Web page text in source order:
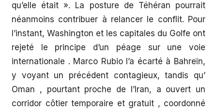
qu’elle était ». La posture de Téhéran pourrait
néanmoins contribuer à relancer le conflit. Pour
l’instant, Washington et les capitales du Golfe ont
rejeté le principe d’un péage sur une voie
internationale . Marco Rubio l’a écarté à Bahreïn,
y voyant un précédent contagieux, tandis qu’
Oman , pourtant proche de l’Iran, a ouvert un
corridor côtier temporaire et gratuit , coordonné